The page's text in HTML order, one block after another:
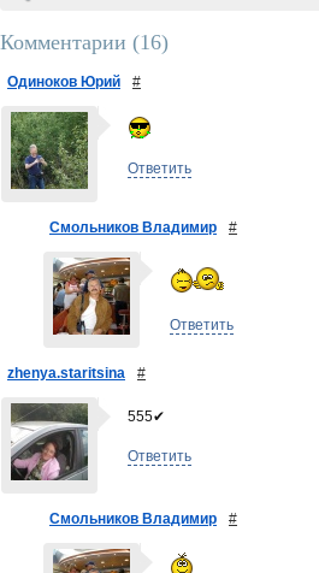
Комментарии (16)
Одиноков Юрий #
Ответить
Смольников Владимир #
Ответить
zhenya.staritsina #
555✔
Ответить
Смольников Владимир #